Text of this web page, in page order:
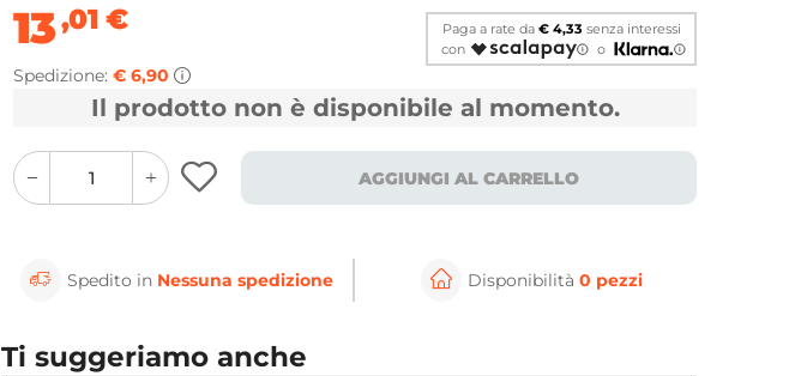
⚲ Clicca per ingrandire
13,01 €
Spedizione: € 6,90
Paga a rate da € 4,33 senza interessi
con
o
Il prodotto non è disponibile al momento.
quantity
button
quantity
minus
button
AGGIUNGI AL CARRELLO
Spedito in Nessuna spedizione Disponibilità 0 pezzi
Ti suggeriamo anche